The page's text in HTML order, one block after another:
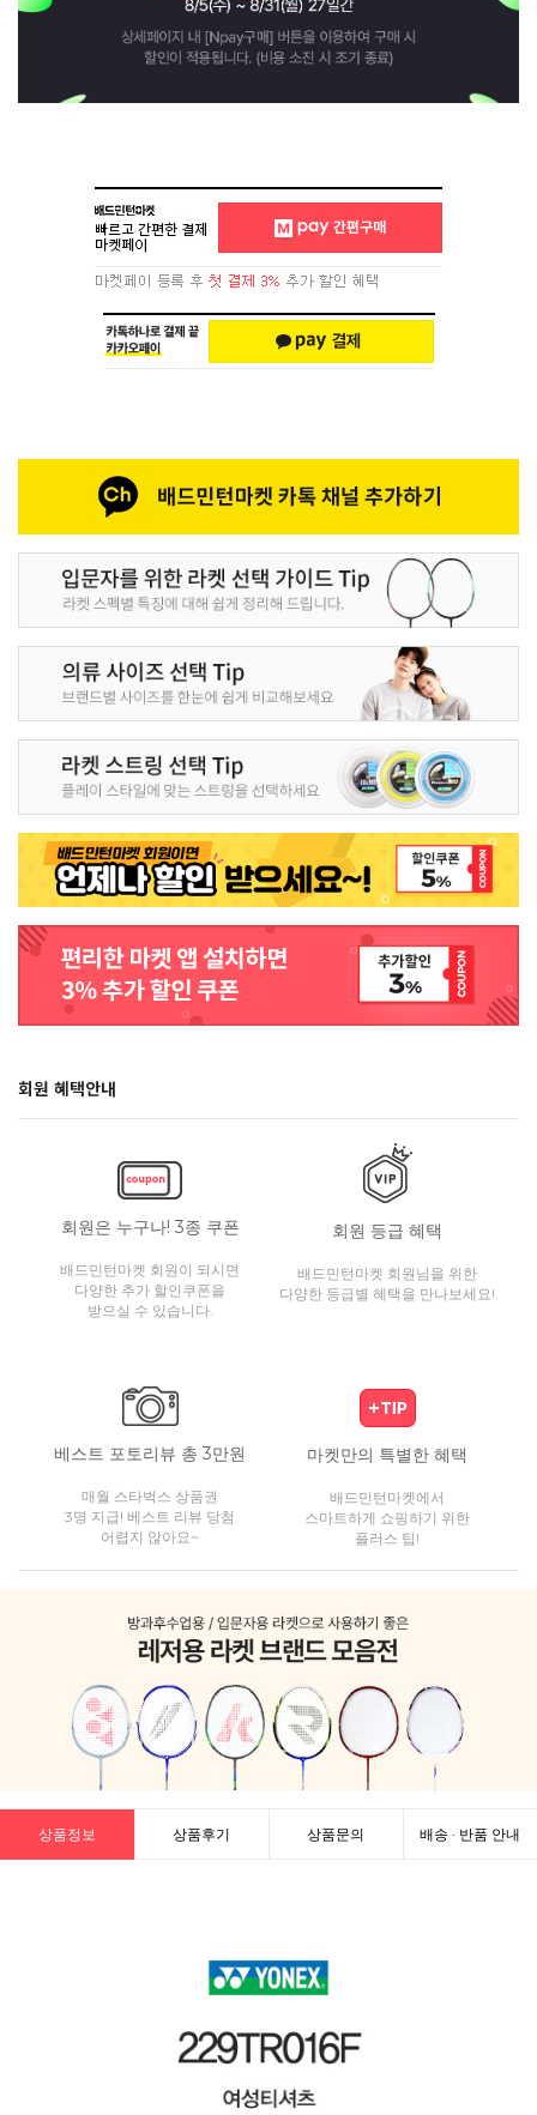
회원 혜택안내
회원은 누구나! 3종 쿠폰
배드민턴마켓 회원이 되시면
다양한 추가 할인쿠폰을
받으실 수 있습니다.
회원 등급 혜택
배드민턴마켓 회원님을 위한
다양한 등급별 혜택을 만나보세요!
베스트 포토리뷰 총 3만원
매월 스타벅스 상품권
3명 지급! 베스트 리뷰 당첨
어렵지 않아요~
마켓만의 특별한 혜택
배드민턴마켓에서
스마트하게 쇼핑하기 위한
플러스 팁!
상품정보 상품후기 상품문의 배송 · 반품 안내